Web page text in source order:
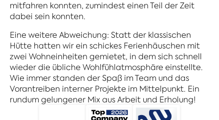
mitfahren konnten, zumindest einen Teil der Zeit
dabei sein konnten.
Eine weitere Abweichung: Statt der klassischen
Hütte hatten wir ein schickes Ferienhäuschen mit
zwei Wohneinheiten gemietet, in dem sich schnell
wieder die übliche Wohlfühlatmosphäre einstellte.
Wie immer standen der Spaß im Team und das
Vorantreiben interner Projekte im Mittelpunkt. Ein
rundum gelungener Mix aus Arbeit und Erholung!